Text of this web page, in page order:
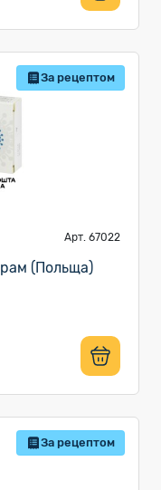
За рецептом
Арт. 67022
(Польща)
За рецептом